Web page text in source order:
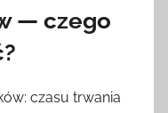
— czego
czasu trwania